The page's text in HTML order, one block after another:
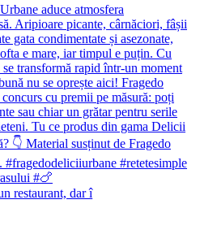
restaurant, dar î